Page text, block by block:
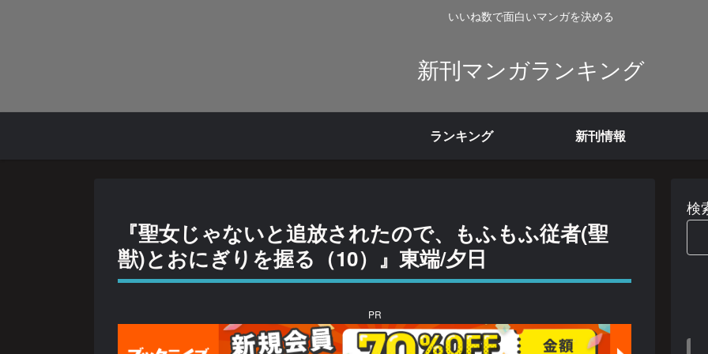
いいね数で面白いマンガを決める
新刊マンガランキング
ランキング 新刊情報
『聖女じゃないと追放されたので、もふもふ従者(聖
獣)とおにぎりを握る（10）』東端/夕日
PR
検